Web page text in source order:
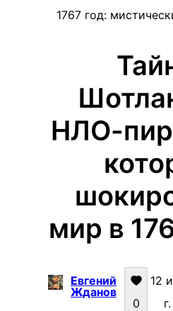
1767 год:
НЛО-
мир в
Евгений
Жданов
0
12